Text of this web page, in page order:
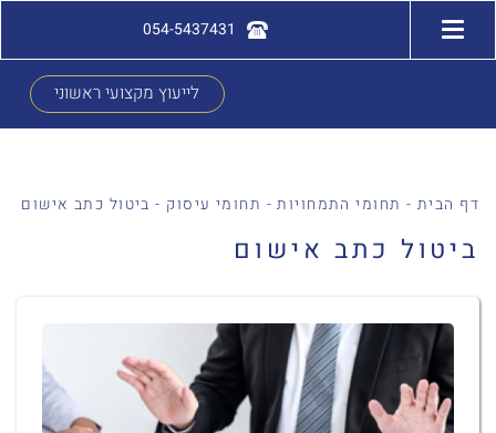
054-5437431
לייעוץ מקצועי ראשוני
דף הבית - תחומי התמחויות- תחומי עיסוק - ביטול כתב אישום
ביטול כתב אישום